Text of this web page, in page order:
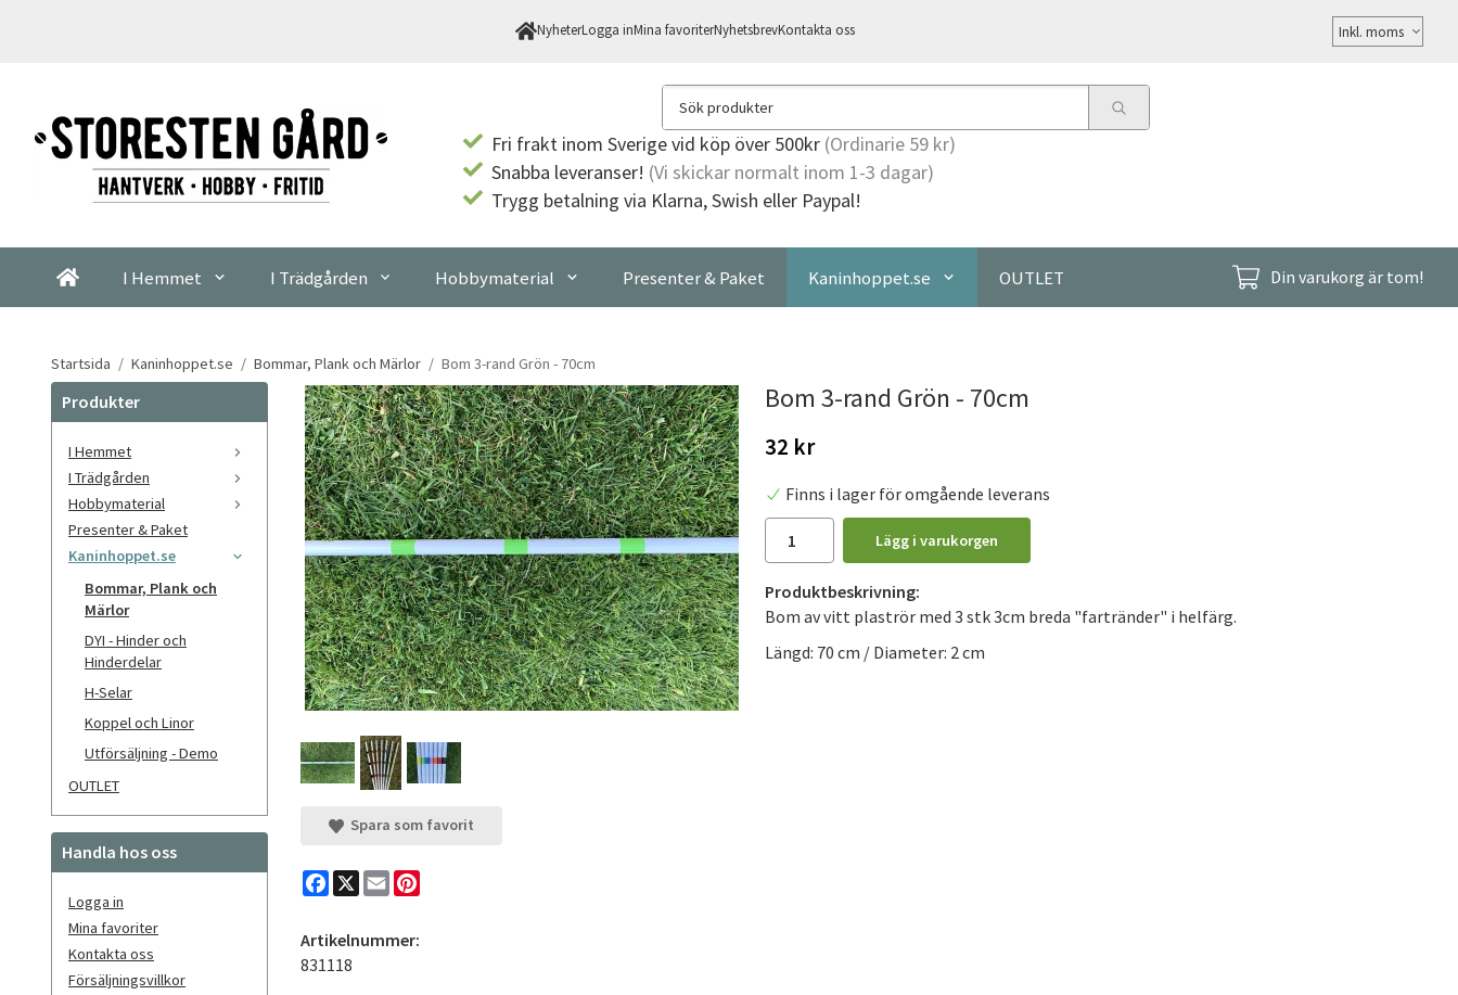
NyheterLogga inMina favoriterNyhetsbrevKontakta oss
Välj
moms
Fri frakt inom Sverige vid köp över 500kr (Ordinarie 59 kr)
Snabba leveranser! (Vi skickar normalt inom 1-3 dagar)
Trygg betalning via Klarna, Swish eller Paypal!
I Hemmet I Trädgården Hobbymaterial Presenter & Paket Kaninhoppet.se OUTLET Din varukorg är tom!
Startsida / Kaninhoppet.se / Bommar, Plank och Märlor / Bom 3-rand Grön - 70cm
Produkter
I Hemmet
I Trädgården
Hobbymaterial
Presenter & Paket
Kaninhoppet.se
Bommar, Plank och
Märlor
DYI - Hinder och
Hinderdelar
H-Selar
Koppel och Linor
Utförsäljning - Demo
OUTLET
Handla hos oss
Logga in
Mina favoriter
Kontakta oss
Försäljningsvillkor
Bom 3-rand Grön - 70cm
32 kr
Finns i lager för omgående leverans
Lägg i varukorgen
Produktbeskrivning:
Bom av vitt plaströr med 3 stk 3cm breda "fartränder" i helfärg.
Längd: 70 cm / Diameter: 2 cm
Spara som favorit
Facebook
X Email
Artikelnummer:
831118